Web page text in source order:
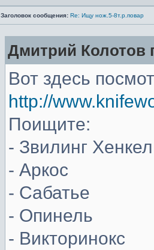
Заголовок сообщения: Re: Ищу нож.5-8т.р.повар
Дмитрий Колотов
Вот здесь
http://
Поищите:
- Звилинг
- Аркос
- Сабатье
- Опинель
- Викторинокс